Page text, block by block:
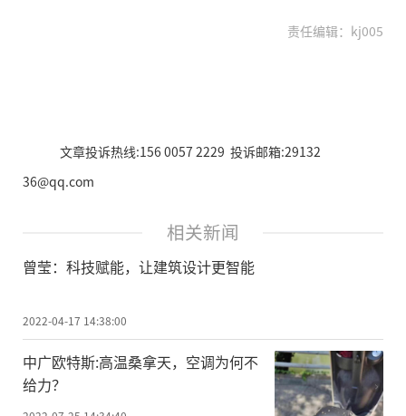
责任编辑：kj005
文章投诉热线:156 0057 2229 投诉邮箱:29132
36@qq.com
相关新闻
曾莹：科技赋能，让建筑设计更智能
2022-04-17 14:38:00
中广欧特斯:高温桑拿天，空调为何不
给力？